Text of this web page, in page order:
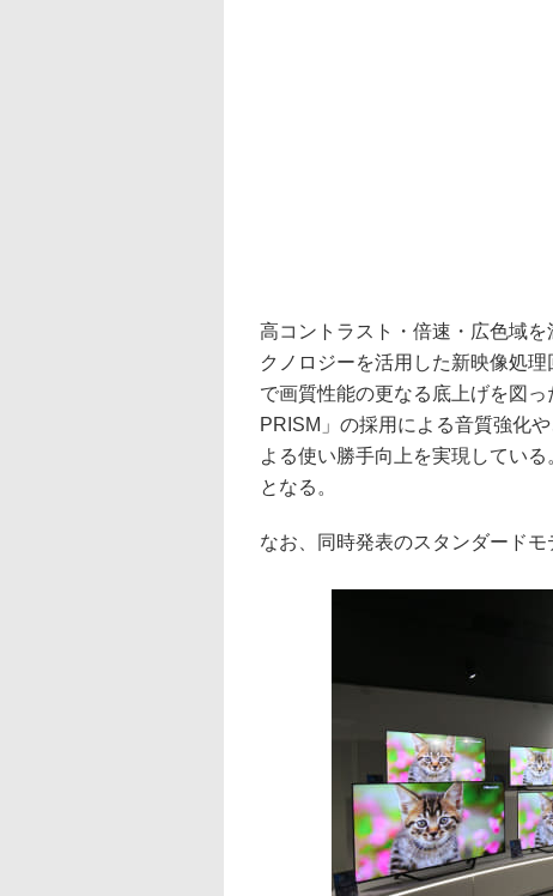
高コントラスト・倍速・広色域
クノロジーを活用した新映像処
で画質性能の更なる底上げを図
PRISM」の採用による音質強化
よる使い勝手向上を実現してい
となる。
なお、同時発表のスタンダード